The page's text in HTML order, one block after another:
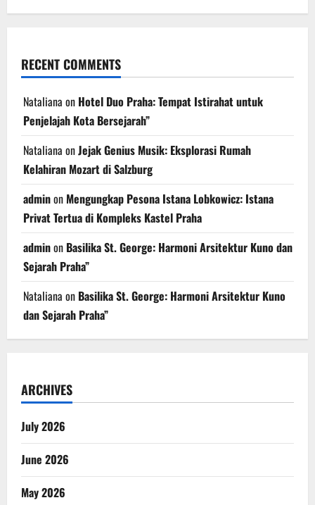
RECENT COMMENTS
Nataliana on Hotel Duo Praha: Tempat Istirahat untuk
Penjelajah Kota Bersejarah”
Nataliana onJejak Genius Musik: Eksplorasi Rumah
Kelahiran Mozart di Salzburg
adminon Mengungkap Pesona Istana Lobkowicz: Istana
Privat Tertua di Kompleks Kastel Praha
adminon Basilika St. George: Harmoni Arsitektur Kuno dan
Sejarah Praha”
Nataliana on Basilika St. George: Harmoni Arsitektur Kuno
dan Sejarah Praha”
ARCHIVES
July 2026
June 2026
May 2026